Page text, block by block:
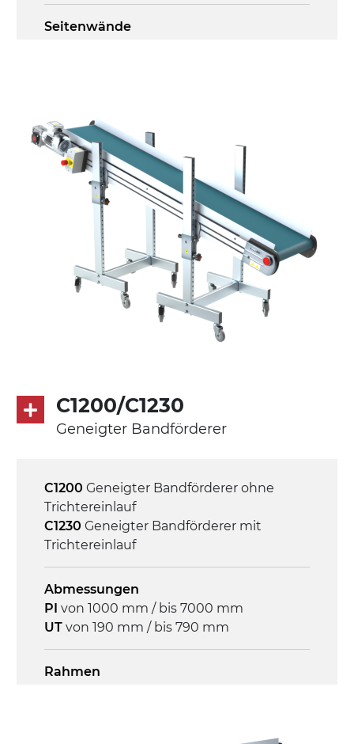
Seitenwände
ausziehbare Elemente aus
druckgegossener Alu-Legierung, Beine
aus verzinktem Metallrohr, Stellfüße
Förderfläche
PU Oberfläche in Mattblau
Antrieb
direkt, Zug (linke Seite), 3-phasiger
Asynchronmotor für Mehrfachspannung
3,4 m/Minute
Steuerung
C1200/C1230
Geneigter Bandförderer
C1200 Geneigter Bandförderer ohne
Trichtereinlauf
C1230 Geneigter Bandförderer mit
Trichtereinlauf
Abmessungen
PI von 1000 mm / bis 7000 mm
UT von 190 mm / bis 790 mm
Rahmen